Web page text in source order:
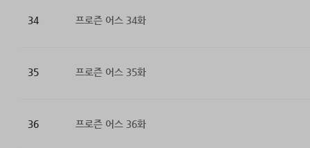
34 프로즌 어스 34화
35 프로즌 어스 35화
36 프로즌 어스 36화